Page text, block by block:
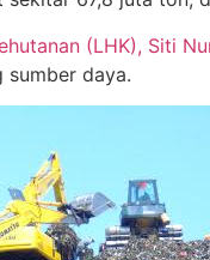
(LHK), Siti
sumber daya.